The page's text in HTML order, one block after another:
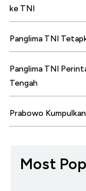
ke TNI
Panglima TNI
Panglima TNI
Tengah
Prabowo
Most